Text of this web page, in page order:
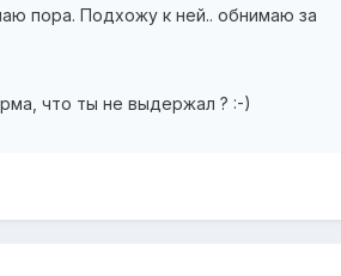
пора. Подхожу к ней.. обнимаю за
что ты не выдержал ? :-)